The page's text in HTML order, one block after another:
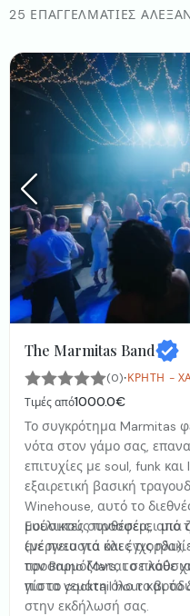
25 ΕΠΑΓΓΕΛΜΑΤΊΕΣ
The Marmitas Band
(0)·ΚΡΉΤΗ -
Τιμές από1000.0€
Το συγκρότημα Marmitas
νότα στον γάμο σας,
επιτυχίες με soul, funk
εξαιρετική βασική
Winehouse, αυτό το
μουσικούς προσφέρει μια
ενέργεια για όλες τις
τον Bruno Mars, το
πίστα γεμάτη όλο το
Ευέλικτες συνθέσεις,
(με πνευστά και έγχορδα),
προσαρμόζονται σε κάθε
για το cocktail hour και
στην εκδήλωσή σας.